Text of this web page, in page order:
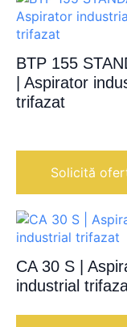
BTP 155
| Aspirator
trifazat
Solicită
CA 30 S |
industrial